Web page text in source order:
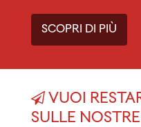
SCOPRI DI PIÙ
VUOI
SULLE